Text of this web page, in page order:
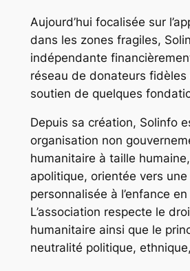
Aujourd’hui focalisée sur
dans les zones fragiles,
indépendante
réseau de donateurs fidèles
soutien de quelques
Depuis sa création, Solinfo
organisation non
humanitaire à taille
apolitique, orientée vers une
personnalisée à l’enfance
L’association respecte le
humanitaire ainsi que le
neutralité politique,